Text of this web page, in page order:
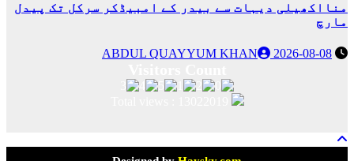
منااکھیلی دیہات سے بیدر کے امبیڈکر سرکل تک پیدل
مارچ
2026-08-08
ABDUL QUAYYUM KHAN